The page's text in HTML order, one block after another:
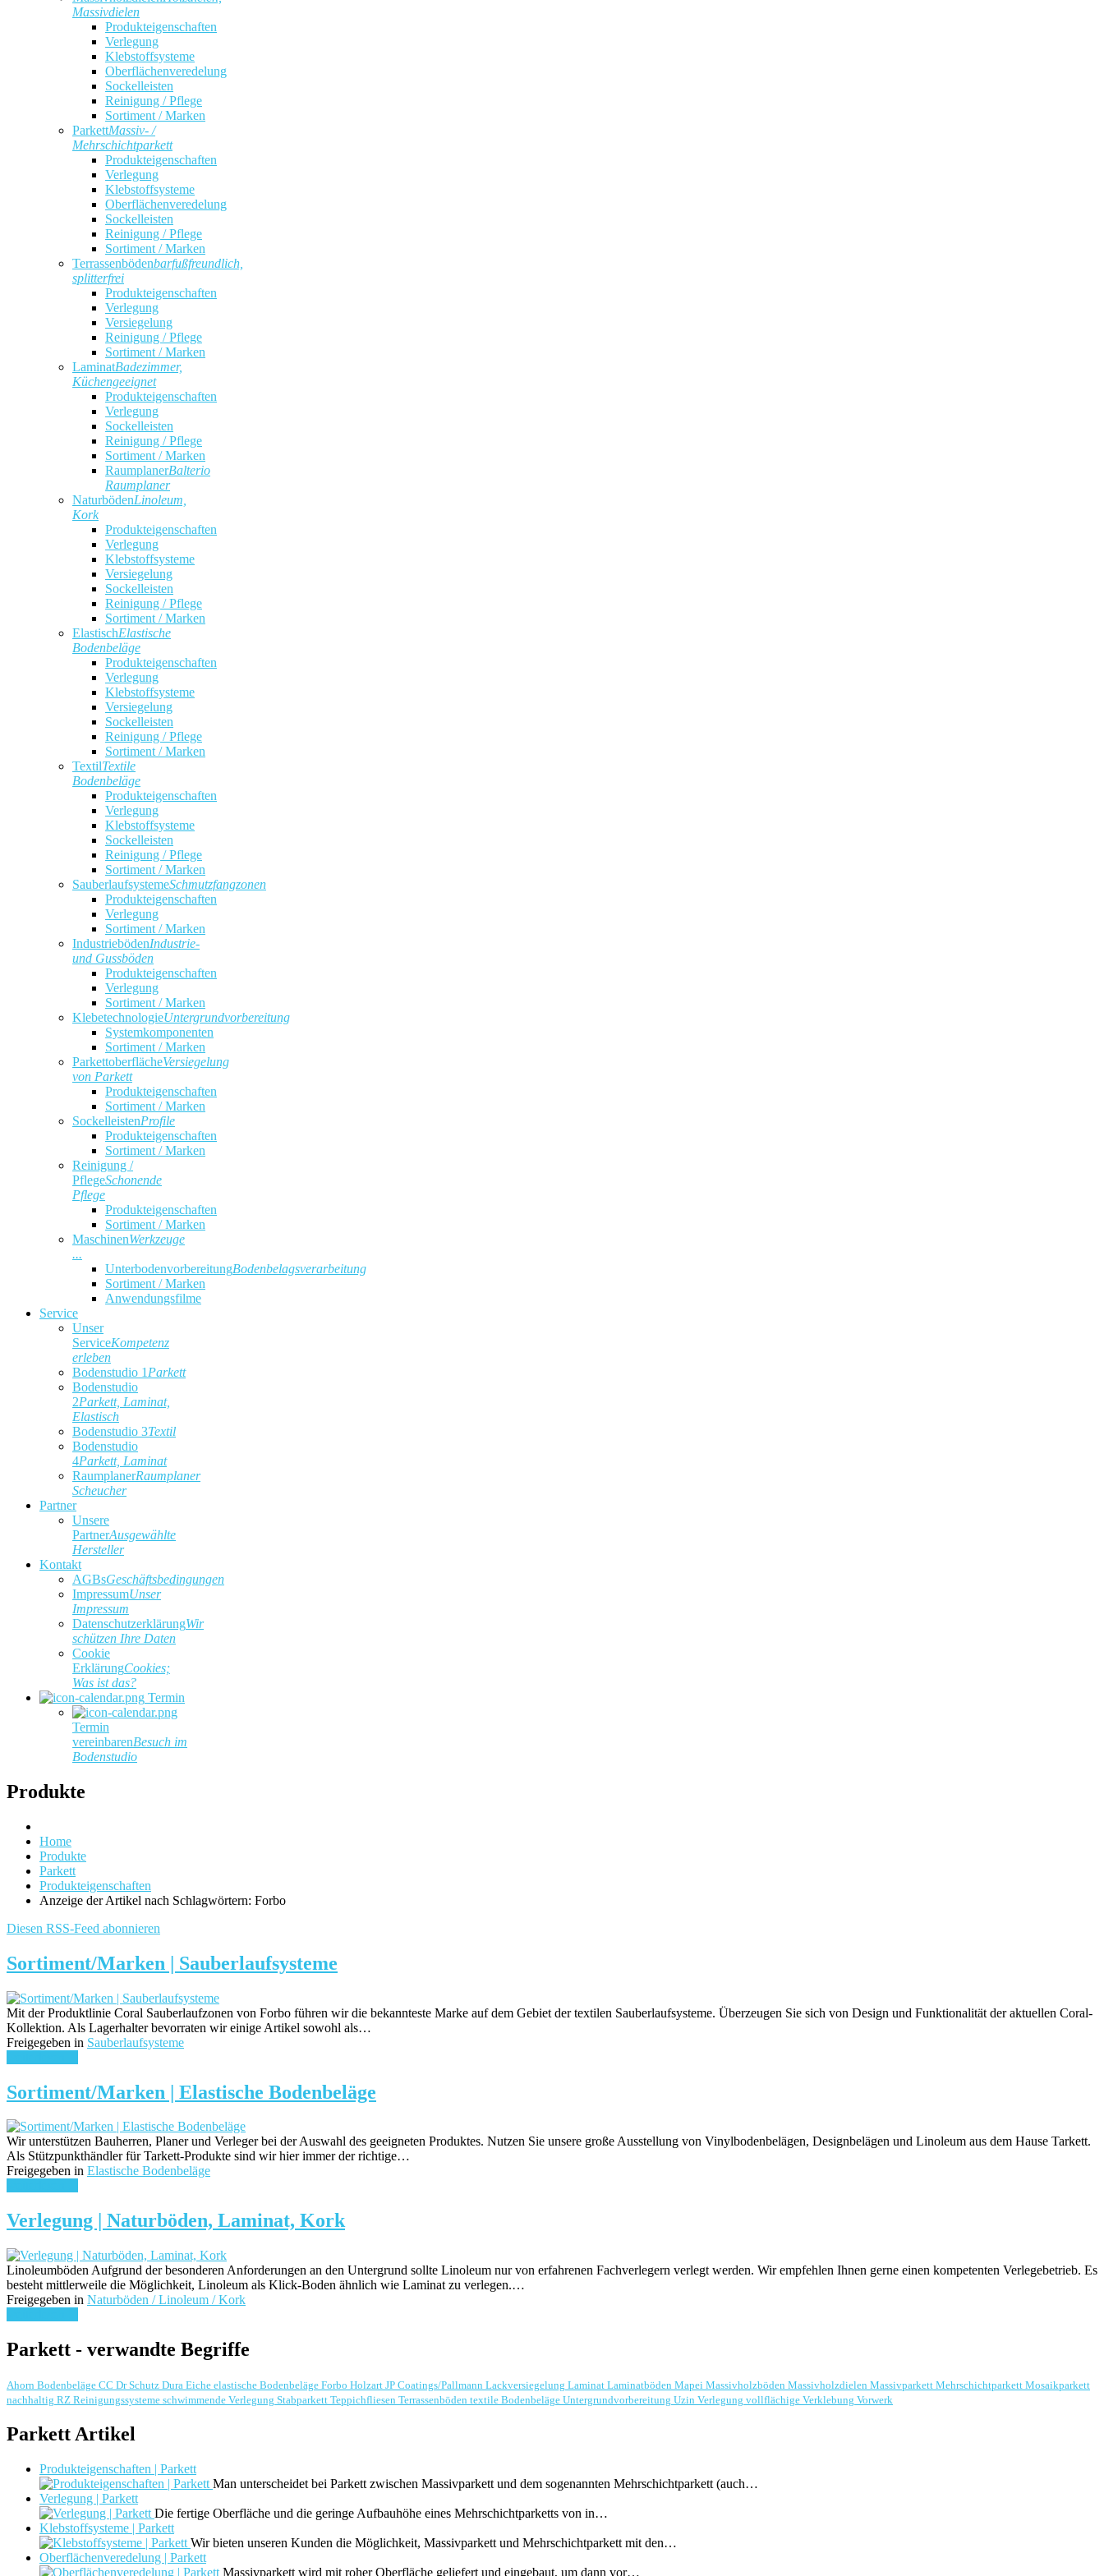
Massivdielen
Produkteigenschaften
Verlegung
Klebstoffsysteme
Oberflächenveredelung
Sockelleisten
Reinigung / Pflege
Sortiment / Marken
ParkettMassiv- /
Mehrschichtparkett
Produkteigenschaften
Verlegung
Klebstoffsysteme
Oberflächenveredelung
Sockelleisten
Reinigung / Pflege
Sortiment / Marken
Terrassenbödenbarfußfreundlich,
splitterfrei
Produkteigenschaften
Verlegung
Versiegelung
Reinigung / Pflege
Sortiment / Marken
LaminatBadezimmer,
Küchengeeignet
Produkteigenschaften
Verlegung
Sockelleisten
Reinigung / Pflege
Sortiment / Marken
RaumplanerBalterio
Raumplaner
NaturbödenLinoleum,
Kork
Produkteigenschaften
Verlegung
Klebstoffsysteme
Versiegelung
Sockelleisten
Reinigung / Pflege
Sortiment / Marken
ElastischElastische
Bodenbeläge
Produkteigenschaften
Verlegung
Klebstoffsysteme
Versiegelung
Sockelleisten
Reinigung / Pflege
Sortiment / Marken
TextilTextile
Bodenbeläge
Produkteigenschaften
Verlegung
Klebstoffsysteme
Sockelleisten
Reinigung / Pflege
Sortiment / Marken
SauberlaufsystemeSchmutzfangzonen
Produkteigenschaften
Verlegung
Sortiment / Marken
IndustriebödenIndustrie-
und Gussböden
Produkteigenschaften
Verlegung
Sortiment / Marken
KlebetechnologieUntergrundvorbereitung
Systemkomponenten
Sortiment / Marken
ParkettoberflächeVersiegelung
von Parkett
Produkteigenschaften
Sortiment / Marken
SockelleistenProfile
Produkteigenschaften
Sortiment / Marken
Reinigung /
PflegeSchonende
Pflege
Produkteigenschaften
Sortiment / Marken
MaschinenWerkzeuge
...
UnterbodenvorbereitungBodenbelagsverarbeitung
Sortiment / Marken
Anwendungsfilme
Service
Unser
ServiceKompetenz
erleben
Bodenstudio 1 Parkett
Bodenstudio
2Parkett, Laminat,
Elastisch
Bodenstudio 3Textil
Bodenstudio
4Parkett, Laminat
RaumplanerRaumplaner
Scheucher
Partner
Unsere
PartnerAusgewählte
Hersteller
Kontakt
AGBsGeschäftsbedingungen
ImpressumUnser
Impressum
DatenschutzerklärungWir
schützen Ihre Daten
Cookie
ErklärungCookies;
Was ist das?
Termin
Termin
vereinbarenBesuch im
Bodenstudio
Produkte
Home
Produkte
Parkett
Produkteigenschaften
Anzeige der Artikel nach Schlagwörtern: Forbo
Diesen RSS-Feed abonnieren
Sortiment/Marken | Sauberlaufsysteme
Mit der Produktlinie Coral Sauberlaufzonen von Forbo führen wir die bekannteste Marke auf dem Gebiet der textilen Sauberlaufsysteme. Überzeugen Sie sich von Design und Funktionalität der aktuellen Coral-
Kollektion. Als Lagerhalter bevorraten wir einige Artikel sowohl als…
Freigegeben in Sauberlaufsysteme
Sortiment/Marken | Elastische Bodenbeläge
Wir unterstützen Bauherren, Planer und Verleger bei der Auswahl des geeigneten Produktes. Nutzen Sie unsere große Ausstellung von Vinylbodenbelägen, Designbelägen und Linoleum aus dem Hause Tarkett.
Als Stützpunkthändler für Tarkett-Produkte sind wir hier immer der richtige…
Freigegeben in Elastische Bodenbeläge
Verlegung | Naturböden, Laminat, Kork
Linoleumböden Aufgrund der besonderen Anforderungen an den Untergrund sollte Linoleum nur von erfahrenen Fachverlegern verlegt werden. Wir empfehlen Ihnen gerne einen kompetenten Verlegebetrieb. Es
besteht mittlerweile die Möglichkeit, Linoleum als Klick-Boden ähnlich wie Laminat zu verlegen.…
Freigegeben in Naturböden / Linoleum / Kork
Parkett - verwandte Begriffe
Ahorn Bodenbeläge CC Dr Schutz Dura Eiche elastische Bodenbeläge Forbo Holzart JP Coatings/Pallmann Lackversiegelung Laminat Laminatböden Mapei Massivholzböden Massivholzdielen Massivparkett Mehrschichtparkett Mosaikparkett
nachhaltig RZ Reinigungssysteme schwimmende Verlegung Stabparkett Teppichfliesen Terrassenböden textile Bodenbeläge Untergrundvorbereitung Uzin Verlegung vollflächige Verklebung Vorwerk
Parkett Artikel
Produkteigenschaften | Parkett
Man unterscheidet bei Parkett zwischen Massivparkett und dem sogenannten Mehrschichtparkett (auch…
Verlegung | Parkett
Die fertige Oberfläche und die geringe Aufbauhöhe eines Mehrschichtparketts von in…
Klebstoffsysteme | Parkett
Wir bieten unseren Kunden die Möglichkeit, Massivparkett und Mehrschichtparkett mit den…
Oberflächenveredelung | Parkett
Massivparkett wird mit roher Oberfläche geliefert und eingebaut, um dann vor…